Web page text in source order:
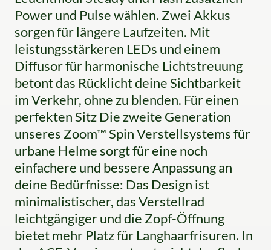
Power und Pulse wählen. Zwei Akkus
sorgen für längere Laufzeiten. Mit
leistungsstärkeren LEDs und einem
Diffusor für harmonische Lichtstreuung
betont das Rücklicht deine Sichtbarkeit
im Verkehr, ohne zu blenden. Für einen
perfekten Sitz Die zweite Generation
unseres Zoom™ Spin Verstellsystems für
urbane Helme sorgt für eine noch
einfachere und bessere Anpassung an
deine Bedürfnisse: Das Design ist
minimalistischer, das Verstellrad
leichtgängiger und die Zopf-Öffnung
bietet mehr Platz für Langhaarfrisuren. In